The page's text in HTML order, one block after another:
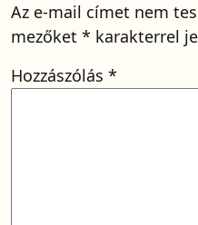
Az e-mail címet nem
mezőket * karakterrel
Hozzászólás *